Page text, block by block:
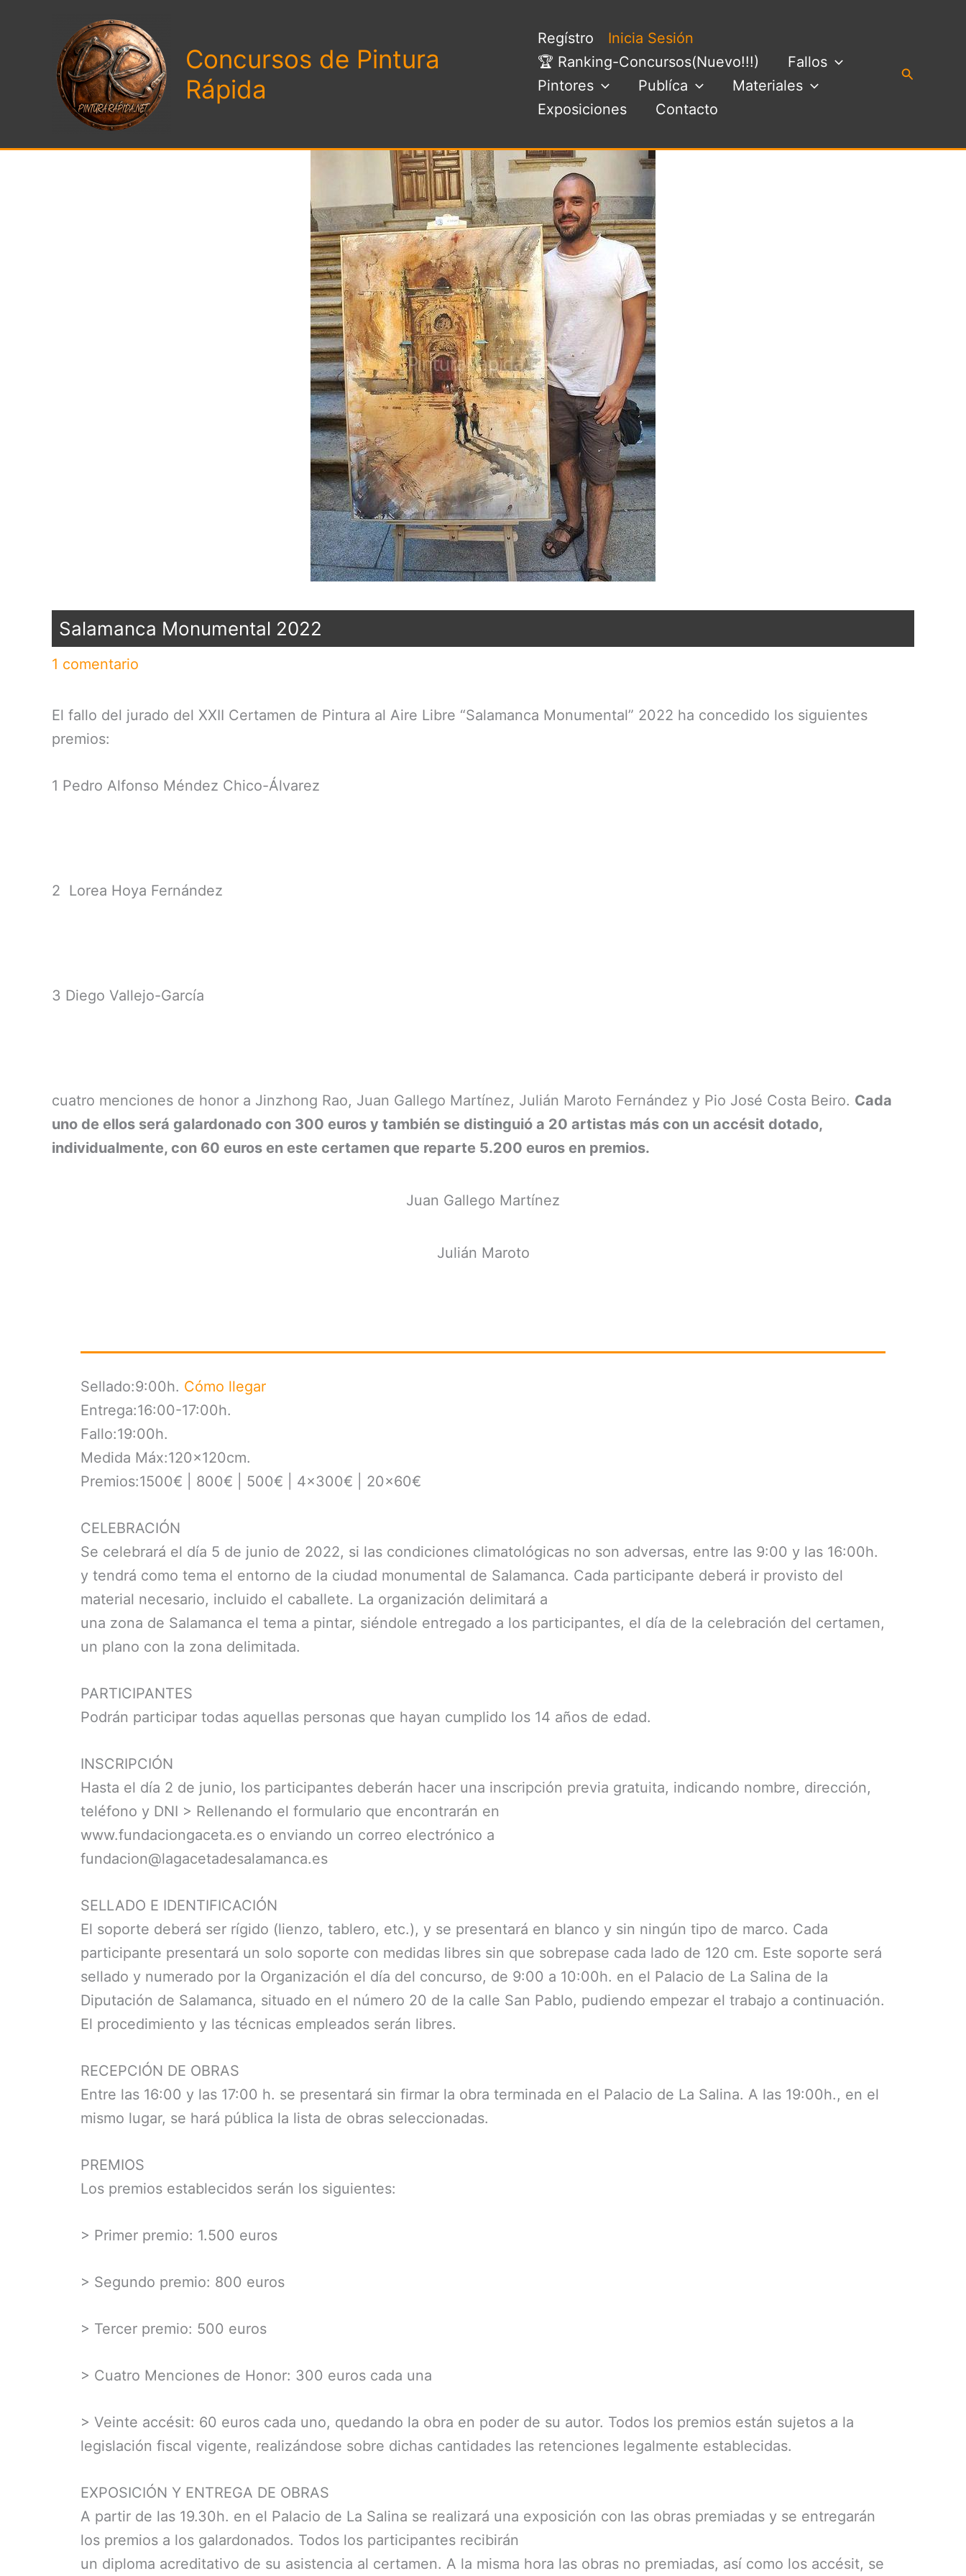
contenido
Concursos de Pintura
Rápida
Regístro
Inicia Sesión
🏆 Ranking-Concursos(Nuevo!!!)
Fallos
Pintores
Publíca
Materiales
Exposiciones
Contacto
Buscar
Salamanca Monumental 2022
1 comentario
El fallo del jurado del XXII Certamen de Pintura al Aire Libre “Salamanca Monumental” 2022 ha concedido los siguientes
premios:
1 Pedro Alfonso Méndez Chico-Álvarez
2 Lorea Hoya Fernández
3 Diego Vallejo-García
cuatro menciones de honor a Jinzhong Rao, Juan Gallego Martínez, Julián Maroto Fernández y Pio José Costa Beiro. Cada
uno de ellos será galardonado con 300 euros y también se distinguió a 20 artistas más con un accésit dotado,
individualmente, con 60 euros en este certamen que reparte 5.200 euros en premios.
Juan Gallego Martínez
Julián Maroto
Sellado:9:00h. Cómo llegar
Entrega:16:00-17:00h.
Fallo:19:00h.
Medida Máx:120x120cm.
Premios:1500€ | 800€ | 500€ | 4×300€ | 20×60€
CELEBRACIÓN
Se celebrará el día 5 de junio de 2022, si las condiciones climatológicas no son adversas, entre las 9:00 y las 16:00h.
y tendrá como tema el entorno de la ciudad monumental de Salamanca. Cada participante deberá ir provisto del
material necesario, incluido el caballete. La organización delimitará a
una zona de Salamanca el tema a pintar, siéndole entregado a los participantes, el día de la celebración del certamen,
un plano con la zona delimitada.
PARTICIPANTES
Podrán participar todas aquellas personas que hayan cumplido los 14 años de edad.
INSCRIPCIÓN
Hasta el día 2 de junio, los participantes deberán hacer una inscripción previa gratuita, indicando nombre, dirección,
teléfono y DNI > Rellenando el formulario que encontrarán en
www.fundaciongaceta.es o enviando un correo electrónico a
fundacion@lagacetadesalamanca.es
SELLADO E IDENTIFICACIÓN
El soporte deberá ser rígido (lienzo, tablero, etc.), y se presentará en blanco y sin ningún tipo de marco. Cada
participante presentará un solo soporte con medidas libres sin que sobrepase cada lado de 120 cm. Este soporte será
sellado y numerado por la Organización el día del concurso, de 9:00 a 10:00h. en el Palacio de La Salina de la
Diputación de Salamanca, situado en el número 20 de la calle San Pablo, pudiendo empezar el trabajo a continuación.
El procedimiento y las técnicas empleados serán libres.
RECEPCIÓN DE OBRAS
Entre las 16:00 y las 17:00 h. se presentará sin firmar la obra terminada en el Palacio de La Salina. A las 19:00h., en el
mismo lugar, se hará pública la lista de obras seleccionadas.
PREMIOS
Los premios establecidos serán los siguientes:
> Primer premio: 1.500 euros
> Segundo premio: 800 euros
> Tercer premio: 500 euros
> Cuatro Menciones de Honor: 300 euros cada una
> Veinte accésit: 60 euros cada uno, quedando la obra en poder de su autor. Todos los premios están sujetos a la
legislación fiscal vigente, realizándose sobre dichas cantidades las retenciones legalmente establecidas.
EXPOSICIÓN Y ENTREGA DE OBRAS
A partir de las 19.30h. en el Palacio de La Salina se realizará una exposición con las obras premiadas y se entregarán
los premios a los galardonados. Todos los participantes recibirán
un diploma acreditativo de su asistencia al certamen. A la misma hora las obras no premiadas, así como los accésit, se